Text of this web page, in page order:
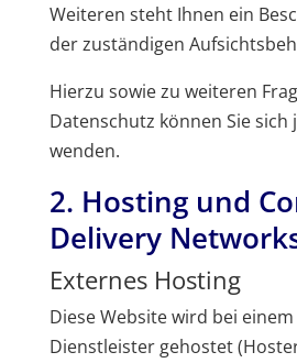
Weiteren steht Ihnen ein
der zuständigen
Hierzu sowie zu weiteren
Datenschutz können Sie sich
wenden.
2. Hosting und
Delivery
Externes Hosting
Diese Website wird bei
Dienstleister gehostet